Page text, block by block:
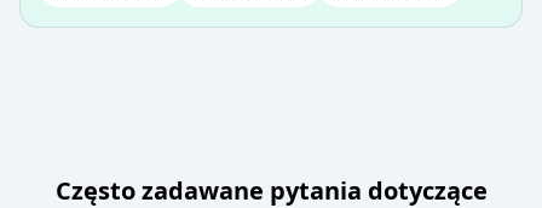
Często zadawane pytania dotyczące